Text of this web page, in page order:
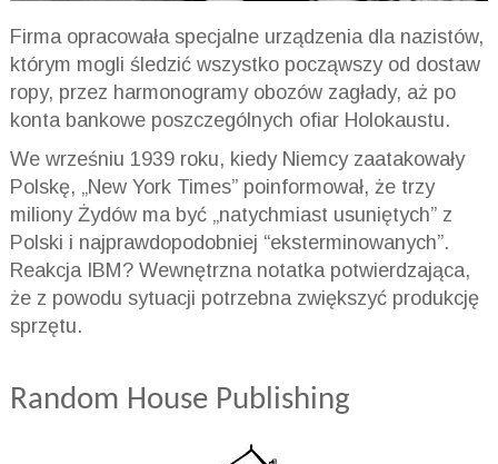
Firma opracowała specjalne urządzenia dla nazistów,
którym mogli śledzić wszystko począwszy od dostaw
ropy, przez harmonogramy obozów zagłady, aż po
konta bankowe poszczególnych ofiar Holokaustu.
We wrześniu 1939 roku, kiedy Niemcy zaatakowały
Polskę, „New York Times” poinformował, że trzy
miliony Żydów ma być „natychmiast usuniętych” z
Polski i najprawdopodobniej “eksterminowanych”.
Reakcja IBM? Wewnętrzna notatka potwierdzająca,
że z powodu sytuacji potrzebna zwiększyć produkcję
sprzętu.
Random House Publishing